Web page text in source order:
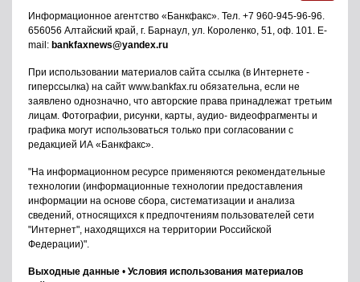
Информационное агентство «Банкфакс» . Тел. +7 960-945-96-96
656056 Алтайский край, г. Барнаул ул. Короленко, 51, оф. 101
. E-
mail: bankfaxnews@yandex.ru
При использовании материалов сайта ссылка (в Интернете -
гиперссылка) на сайт www.bankfax.ru обязательна, если не
заявлено однозначно, что авторские права принадлежат третьим
лицам. Фотографии, рисунки, карты, аудио- видеофрагменты и
графика могут использоваться только при согласовании с
редакцией ИА «Банкфакс».
"На информационном ресурсе применяются рекомендательные
технологии (информационные технологии предоставления
информации на основе сбора, систематизации и анализа
сведений, относящихся к предпочтениям пользователей сети
"Интернет", находящихся на территории Российской
Федерации)".
Выходные данные • Условия использования материалов